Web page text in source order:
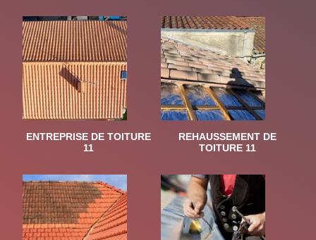
ENTREPRISE DE TOITURE
11
REHAUSSEMENT DE
TOITURE 11